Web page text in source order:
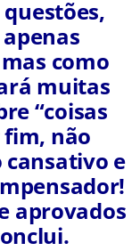
como
muitas
“coisas
fim, não
e
aprovados